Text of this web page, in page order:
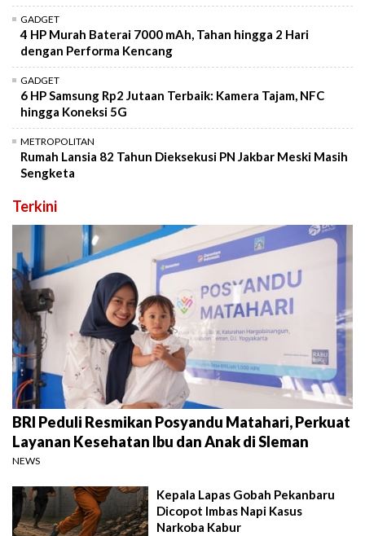
GADGET
4 HP Murah Baterai 7000 mAh, Tahan hingga 2 Hari
dengan Performa Kencang
GADGET
6 HP Samsung Rp2 Jutaan Terbaik: Kamera Tajam, NFC
hingga Koneksi 5G
METROPOLITAN
Rumah Lansia 82 Tahun Dieksekusi PN Jakbar Meski Masih
Sengketa
Terkini
BRI Peduli Resmikan Posyandu Matahari, Perkuat
Layanan Kesehatan Ibu dan Anak di Sleman
NEWS
Kepala Lapas Gobah Pekanbaru
Dicopot Imbas Napi Kasus
Narkoba Kabur